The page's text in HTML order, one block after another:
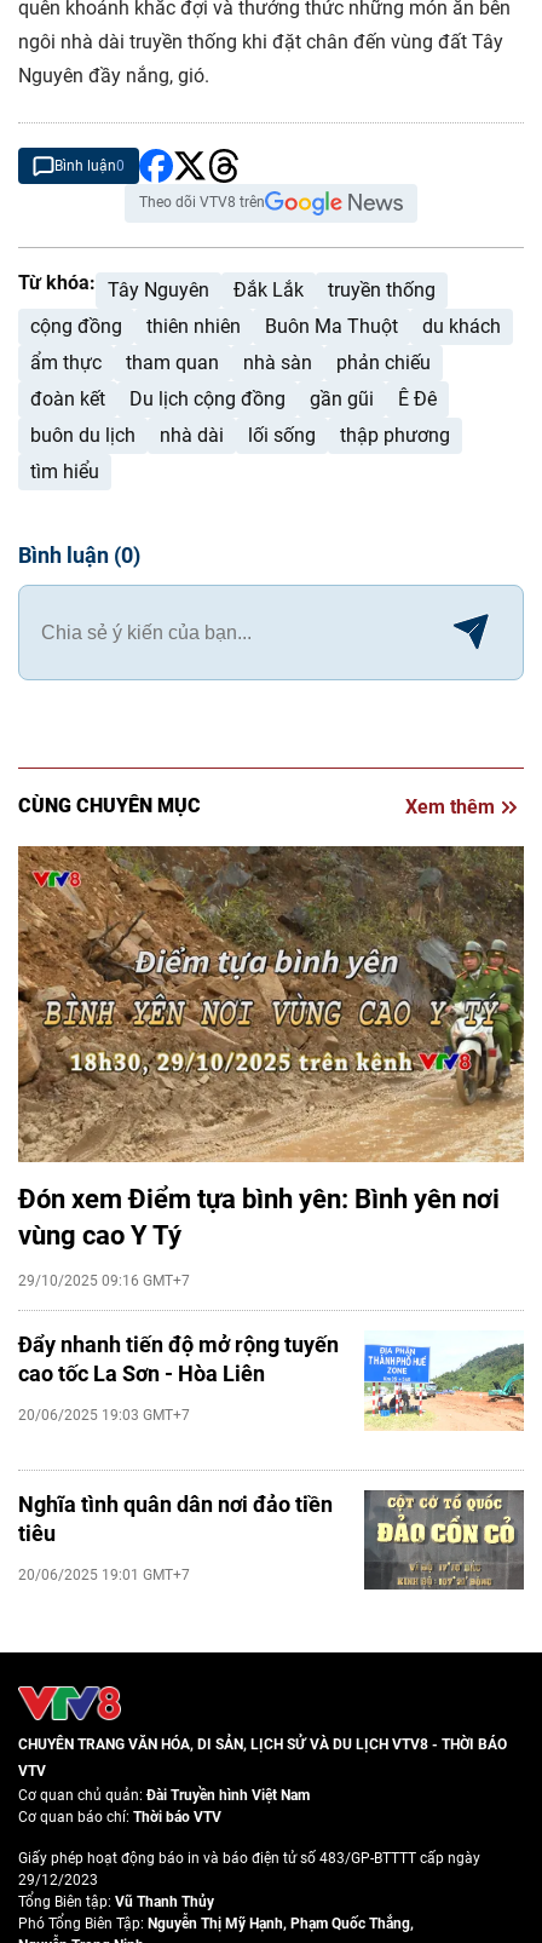
quên khoảnh khắc đợi và thưởng thức những món ăn bên
ngôi nhà dài truyền thống khi đặt chân đến vùng đất Tây
Nguyên đầy nắng, gió.
Bình luận0
Theo dõi VTV8 trên
Từ khóa: Tây Nguyên Đắk Lắk
truyền thống
cộng đồng
thiên nhiên Buôn Ma Thuột
du khách
ẩm thực
tham quan nhà sàn
phản chiếu
đoàn kết
Du lịch cộng đồng gần gũi
Ê Đê
buôn du lịch
nhà dài lối sống
thập phương
tìm hiểu
Bình luận (0)
CÙNG CHUYÊN MỤC Xem thêm
Đón xem Điểm tựa bình yên: Bình yên nơi
vùng cao Y Tý
29/10/2025 09:16 GMT+7
Đẩy nhanh tiến độ mở rộng tuyến
cao tốc La Sơn - Hòa Liên
20/06/2025 19:03 GMT+7
Nghĩa tình quân dân nơi đảo tiền
tiêu
20/06/2025 19:01 GMT+7
CHUYÊN TRANG VĂN HÓA, DI SẢN, LỊCH SỬ VÀ DU LỊCH VTV8 - THỜI BÁO
VTV
Cơ quan chủ quản:Đài Truyền hình Việt Nam
Cơ quan báo chí: Thời báo VTV
Giấy phép hoạt động báo in và báo điện tử số 483/GP-BTTTT cấp ngày
29/12/2023
Tổng Biên tập: Vũ Thanh Thủy
Phó Tổng Biên Tập: Nguyễn Thị Mỹ Hạnh, Phạm Quốc Thắng,